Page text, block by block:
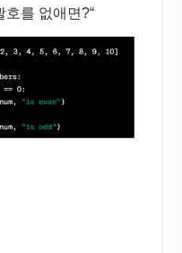
호를 없애면?“